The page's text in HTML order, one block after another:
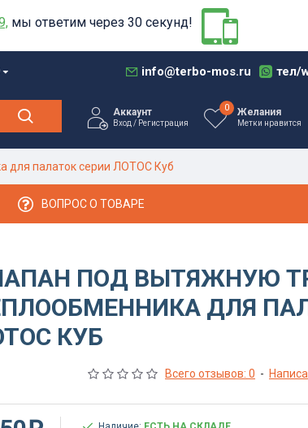
мы ответим через 30 секунд!
info@terbo-mos.ru тел/
Аккаунт
Вход / Регистрация
Желания
Метки нравится
0
для палаток серии ЛОТОС Куб
ВОПРОС О ТОВАРЕ
ПОД ВЫТЯЖНУЮ
ДЛЯ
КУБ
Всего отзывов: 0 -